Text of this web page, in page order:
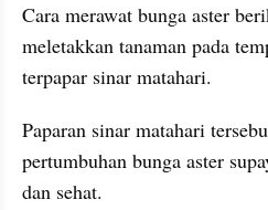
Cara merawat bunga aster
meletakkan tanaman pada
terpapar sinar matahari.
Paparan sinar matahari
pertumbuhan bunga aster
dan sehat.